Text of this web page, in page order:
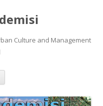
Culture and Management
İçeriğe